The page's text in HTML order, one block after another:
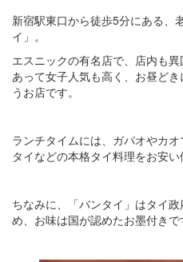
新宿駅東口から徒歩5分にある、
イ」。
エスニックの有名店で、店内も
あって女子人気も高く、お昼ど
うお店です。
ランチタイムには、ガパオやカ
タイなどの本格タイ料理をお安い
ちなみに、「バンタイ」はタイ
め、お味は国が認めたお墨付きで